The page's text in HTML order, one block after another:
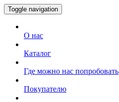
Toggle navigation
О нас
Каталог
Где можно нас попробовать
Покупателю